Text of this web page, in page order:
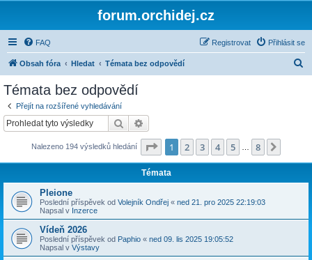
forum.orchidej.cz
FAQ Přihlásit se
Registrovat
Obsah fóra Hledat Témata bez odpovědí
Témata bez odpovědí
Přejít na rozšířené vyhledávání
Hledat
Nalezeno 194 výsledků hledání Stránka z
1 2 3 4 5 8
Témata
Pleione
Poslední příspěvek od Volejník Ondřej « ned 21. pro 2025 22:19:03
Napsal v Inzerce
Vídeň 2026
Poslední příspěvek od Paphio « ned 09. lis 2025 19:05:52
Napsal v Výstavy